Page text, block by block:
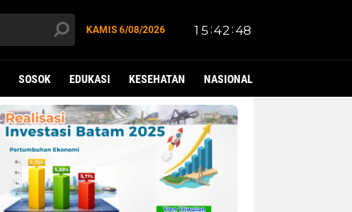
KAMIS 6/08/2026
SOSOK EDUKASI KESEHATAN NASIONAL